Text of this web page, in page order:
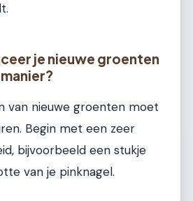
je nieuwe groenten
van nieuwe groenten moet
Begin met een zeer
bijvoorbeeld een stukje
van je pinknagel.